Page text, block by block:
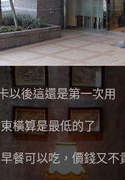
以後這還是第一次用
橫算是最低的了
餐可以吃，價錢又不